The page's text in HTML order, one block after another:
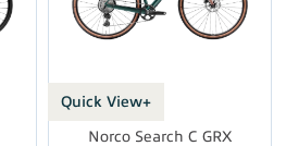
Quick View+
Norco Search C GRX